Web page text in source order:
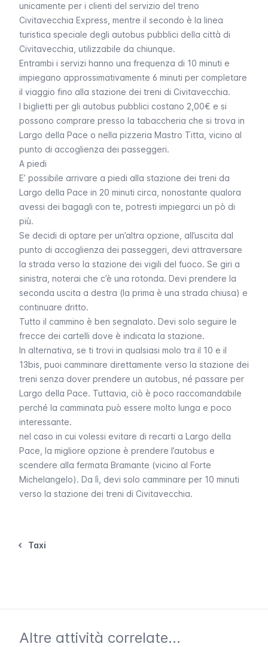
unicamente per i clienti del servizio del treno
Civitavecchia Express, mentre il secondo è la linea
turistica speciale degli autobus pubblici della città di
Civitavecchia, utilizzabile da chiunque.
Entrambi i servizi hanno una frequenza di 10 minuti e
impiegano approssimativamente 6 minuti per completare
il viaggio fino alla stazione dei treni di Civitavecchia.
I biglietti per gli autobus pubblici costano 2,00€ e si
possono comprare presso la tabaccheria che si trova in
Largo della Pace o nella pizzeria Mastro Titta, vicino al
punto di accoglienza dei passeggeri.
A piedi
E’ possibile arrivare a piedi alla stazione dei treni da
Largo della Pace in 20 minuti circa, nonostante qualora
avessi dei bagagli con te, potresti impiegarci un pò di
più.
Se decidi di optare per un’altra opzione, all’uscita dal
punto di accoglienza dei passeggeri, devi attraversare
la strada verso la stazione dei vigili del fuoco. Se giri a
sinistra, noterai che c’è una rotonda. Devi prendere la
seconda uscita a destra (la prima è una strada chiusa) e
continuare dritto.
Tutto il cammino è ben segnalato. Devi solo seguire le
frecce dei cartelli dove è indicata la stazione.
In alternativa, se ti trovi in qualsiasi molo tra il 10 e il
13bis, puoi camminare direttamente verso la stazione dei
treni senza dover prendere un autobus, né passare per
Largo della Pace. Tuttavia, ciò è poco raccomandabile
perché la camminata può essere molto lunga e poco
interessante.
nel caso in cui volessi evitare di recarti a Largo della
Pace, la migliore opzione è prendere l’autobus e
scendere alla fermata Bramante (vicino al Forte
Michelangelo). Da lì, devi solo camminare per 10 minuti
verso la stazione dei treni di Civitavecchia.
Taxi
Altre attività correlate...